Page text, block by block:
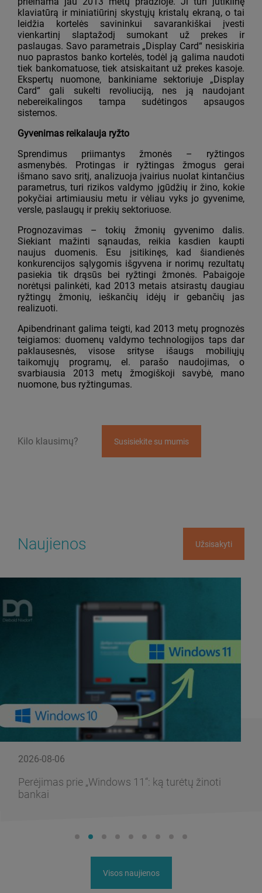
klaviatūrą ir miniatiūrinį skystųjų kristalų ekraną, o tai
leidžia kortelės savininkui savarankiškai įvesti
vienkartinį slaptažodį sumokant už prekes ir
paslaugas. Savo parametrais „Display Card“ nesiskiria
nuo paprastos banko kortelės, todėl ją galima naudoti
tiek bankomatuose, tiek atsiskaitant už prekes kasoje.
Ekspertų nuomone, bankiniame sektoriuje „Display
Card“ gali sukelti revoliuciją, nes ją naudojant
nebereikalingos tampa sudėtingos apsaugos
sistemos.
Gyvenimas reikalauja ryžto
Sprendimus priimantys žmonės – ryžtingos
asmenybės. Protingas ir ryžtingas žmogus gerai
išmano savo sritį, analizuoja įvairius nuolat kintančius
parametrus, turi rizikos valdymo įgūdžių ir žino, kokie
pokyčiai artimiausiu metu ir vėliau vyks jo gyvenime,
versle, paslaugų ir prekių sektoriuose.
Prognozavimas – tokių žmonių gyvenimo dalis.
Siekiant mažinti sąnaudas, reikia kasdien kaupti
naujus duomenis. Esu įsitikinęs, kad šiandienės
konkurencijos sąlygomis išgyvena ir norimų rezultatų
pasiekia tik drąsūs bei ryžtingi žmonės. Pabaigoje
norėtųsi palinkėti, kad 2013 metais atsirastų daugiau
ryžtingų žmonių, ieškančių idėjų ir gebančių jas
realizuoti.
Apibendrinant galima teigti, kad 2013 metų prognozės
teigiamos: duomenų valdymo technologijos taps dar
paklausesnės, visose srityse išaugs mobiliųjų
taikomųjų programų, el. parašo naudojimas, o
svarbiausia 2013 metų žmogiškoji savybė, mano
nuomone, bus ryžtingumas.
Kilo klausimų? Susisiekite su mumis
Naujienos Užsisakyti
2026-08-06
Perėjimas prie „Windows 11“: ką turėtų žinoti
bankai
Visos naujienos